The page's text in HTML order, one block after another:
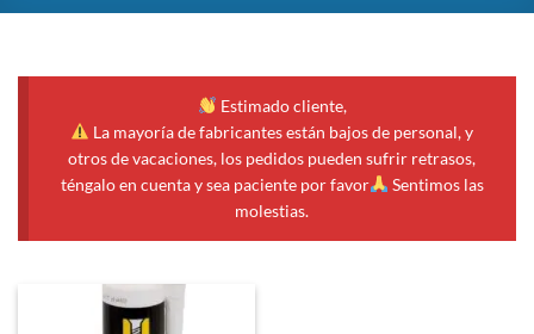
Estimado cliente,
La mayoría de fabricantes están bajos de personal, y
otros de vacaciones, los pedidos pueden sufrir retrasos,
téngalo en cuenta y sea paciente por favor
Sentimos las
molestias.